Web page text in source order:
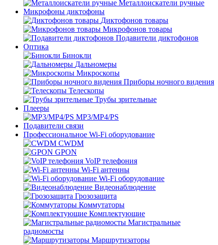
Металлоискатели ручные
Микрофоны диктофоны
Диктофонов товары
Микрофонов товары
Подавители диктофонов
Оптика
Бинокли
Дальномеры
Микроскопы
Приборы ночного видения
Телескопы
Трубы зрительные
Плееры
MP3/MP4/PS
Подавители связи
Профессиональное Wi-Fi оборудование
CWDM
GPON
VoIP телефония
Wi-Fi антенны
Wi-Fi оборудование
Видеонаблюдение
Грозозащита
Коммутаторы
Комплектующие
Магистральные
радиомосты
Маршрутизаторы